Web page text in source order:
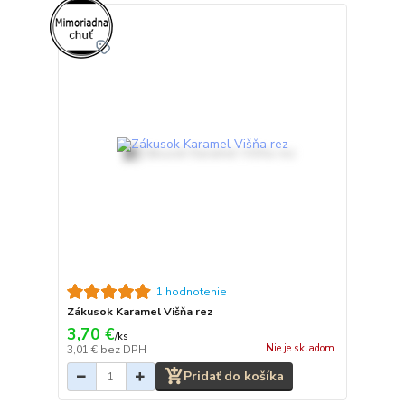
1 hodnotenie
Zákusok Karamel Višňa rez
3,70 €/ks
3,01 € bez DPH Nie je skladom
Pridať do košíka